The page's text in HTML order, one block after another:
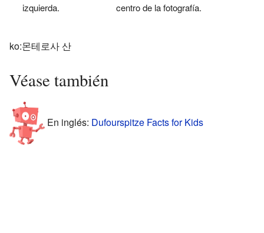
izquierda.
centro de la fotografía.
ko:몬테로사 산
Véase también
En inglés: Dufourspitze Facts for Kids